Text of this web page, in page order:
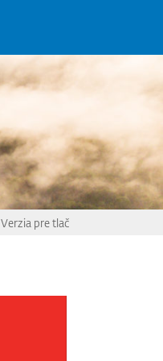
Verzia pre tlač